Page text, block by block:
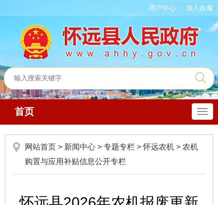
用户中心 加入收藏
导
航
首页
网站首页 > 新闻中心 > 专题专栏 > 怀远农机 > 农机
购置与应用补贴信息公开专栏